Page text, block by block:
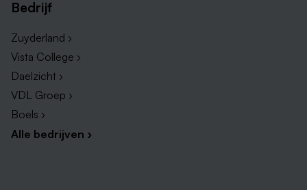
Vacatures in Horn
Vacatures in Herkenbosch
Bedrijf
Zuyderland ›
Vista College ›
Daelzicht ›
VDL Groep ›
Boels ›
Alle bedrijven ›